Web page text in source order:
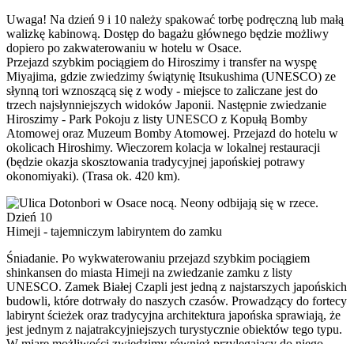
Uwaga! Na dzień 9 i 10 należy spakować torbę podręczną lub małą
walizkę kabinową. Dostęp do bagażu głównego będzie możliwy
dopiero po zakwaterowaniu w hotelu w Osace.
Przejazd szybkim pociągiem do Hiroszimy i transfer na wyspę
Miyajima, gdzie zwiedzimy świątynię Itsukushima (UNESCO) ze
słynną tori wznoszącą się z wody - miejsce to zaliczane jest do
trzech najsłynniejszych widoków Japonii. Następnie zwiedzanie
Hiroszimy - Park Pokoju z listy UNESCO z Kopułą Bomby
Atomowej oraz Muzeum Bomby Atomowej. Przejazd do hotelu w
okolicach Hiroshimy. Wieczorem kolacja w lokalnej restauracji
(będzie okazja skosztowania tradycyjnej japońskiej potrawy
okonomiyaki). (Trasa ok. 420 km).
Dzień 10
Himeji - tajemniczym labiryntem do zamku
Śniadanie. Po wykwaterowaniu przejazd szybkim pociągiem
shinkansen do miasta Himeji na zwiedzanie zamku z listy
UNESCO. Zamek Białej Czapli jest jedną z najstarszych japońskich
budowli, które dotrwały do naszych czasów. Prowadzący do fortecy
labirynt ścieżek oraz tradycyjna architektura japońska sprawiają, że
jest jednym z najatrakcyjniejszych turystycznie obiektów tego typu.